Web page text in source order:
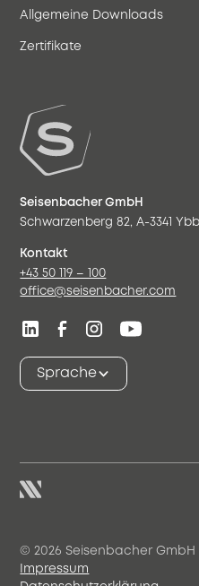
Allgemeine Downloads
Zertifikate
Seisenbacher GmbH
Schwarzenberg 82, A-3341
Kontakt
+43 50 119 – 100
office@seisenbacher.com
Sprache
© 2026 Seisenbacher GmbH
Impressum